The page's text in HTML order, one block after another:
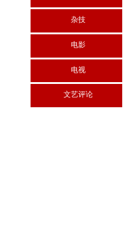
杂技
电影
电视
文艺评论